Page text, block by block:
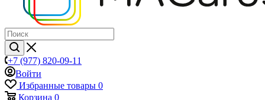
+7 (977) 820-09-11
Войти
Избранные товары 0
Корзина 0